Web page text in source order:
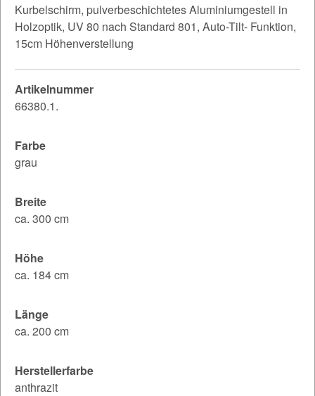
Kurbelschirm, pulverbeschichtetes Aluminiumgestell in
Holzoptik, UV 80 nach Standard 801, Auto-Tilt- Funktion,
15cm Höhenverstellung
Artikelnummer
66380.1.
Farbe
grau
Breite
ca. 300 cm
Höhe
ca. 184 cm
Länge
ca. 200 cm
Herstellerfarbe
anthrazit